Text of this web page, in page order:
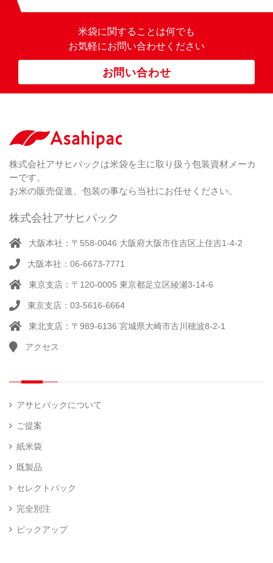
米袋に関すること は何でも
お気軽にお問い合わせください
お問い合わせ
株式会社アサヒパックは米袋を主に取り扱う包装資材メーカ
ーです。
お米の販売促進、包装の事なら当社にお任せください。
株式会社アサヒパック
大阪本社：〒558-0046 大阪府大阪市住吉区上住吉1-4-2
大阪本社：06-6673-7771
東京支店：〒120-0005 東京都足立区綾瀬3-14-6
東京支店：03-5616-6664
東北支店：〒989-6136 宮城県大崎市古川穂波8-2-1
アクセス
アサヒパックについて
ご提案
紙米袋
既製品
セレクトパック
完全別注
ピックアップ